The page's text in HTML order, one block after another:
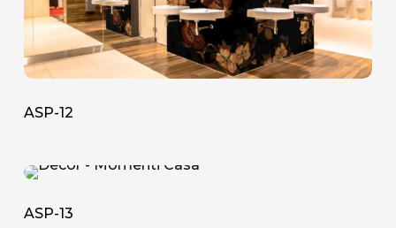
ASP-12
ASP-
ASP-13